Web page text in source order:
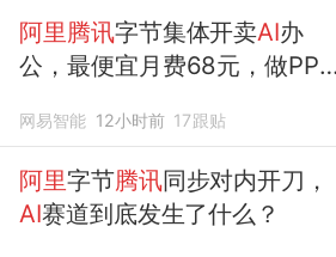
阿里腾讯字节集体开卖AI办
公，最便宜月费68元，做PPT
网易智能 12小时前 17跟贴
阿里字节腾讯同步对内开刀，
AI赛道到底发生了什么？